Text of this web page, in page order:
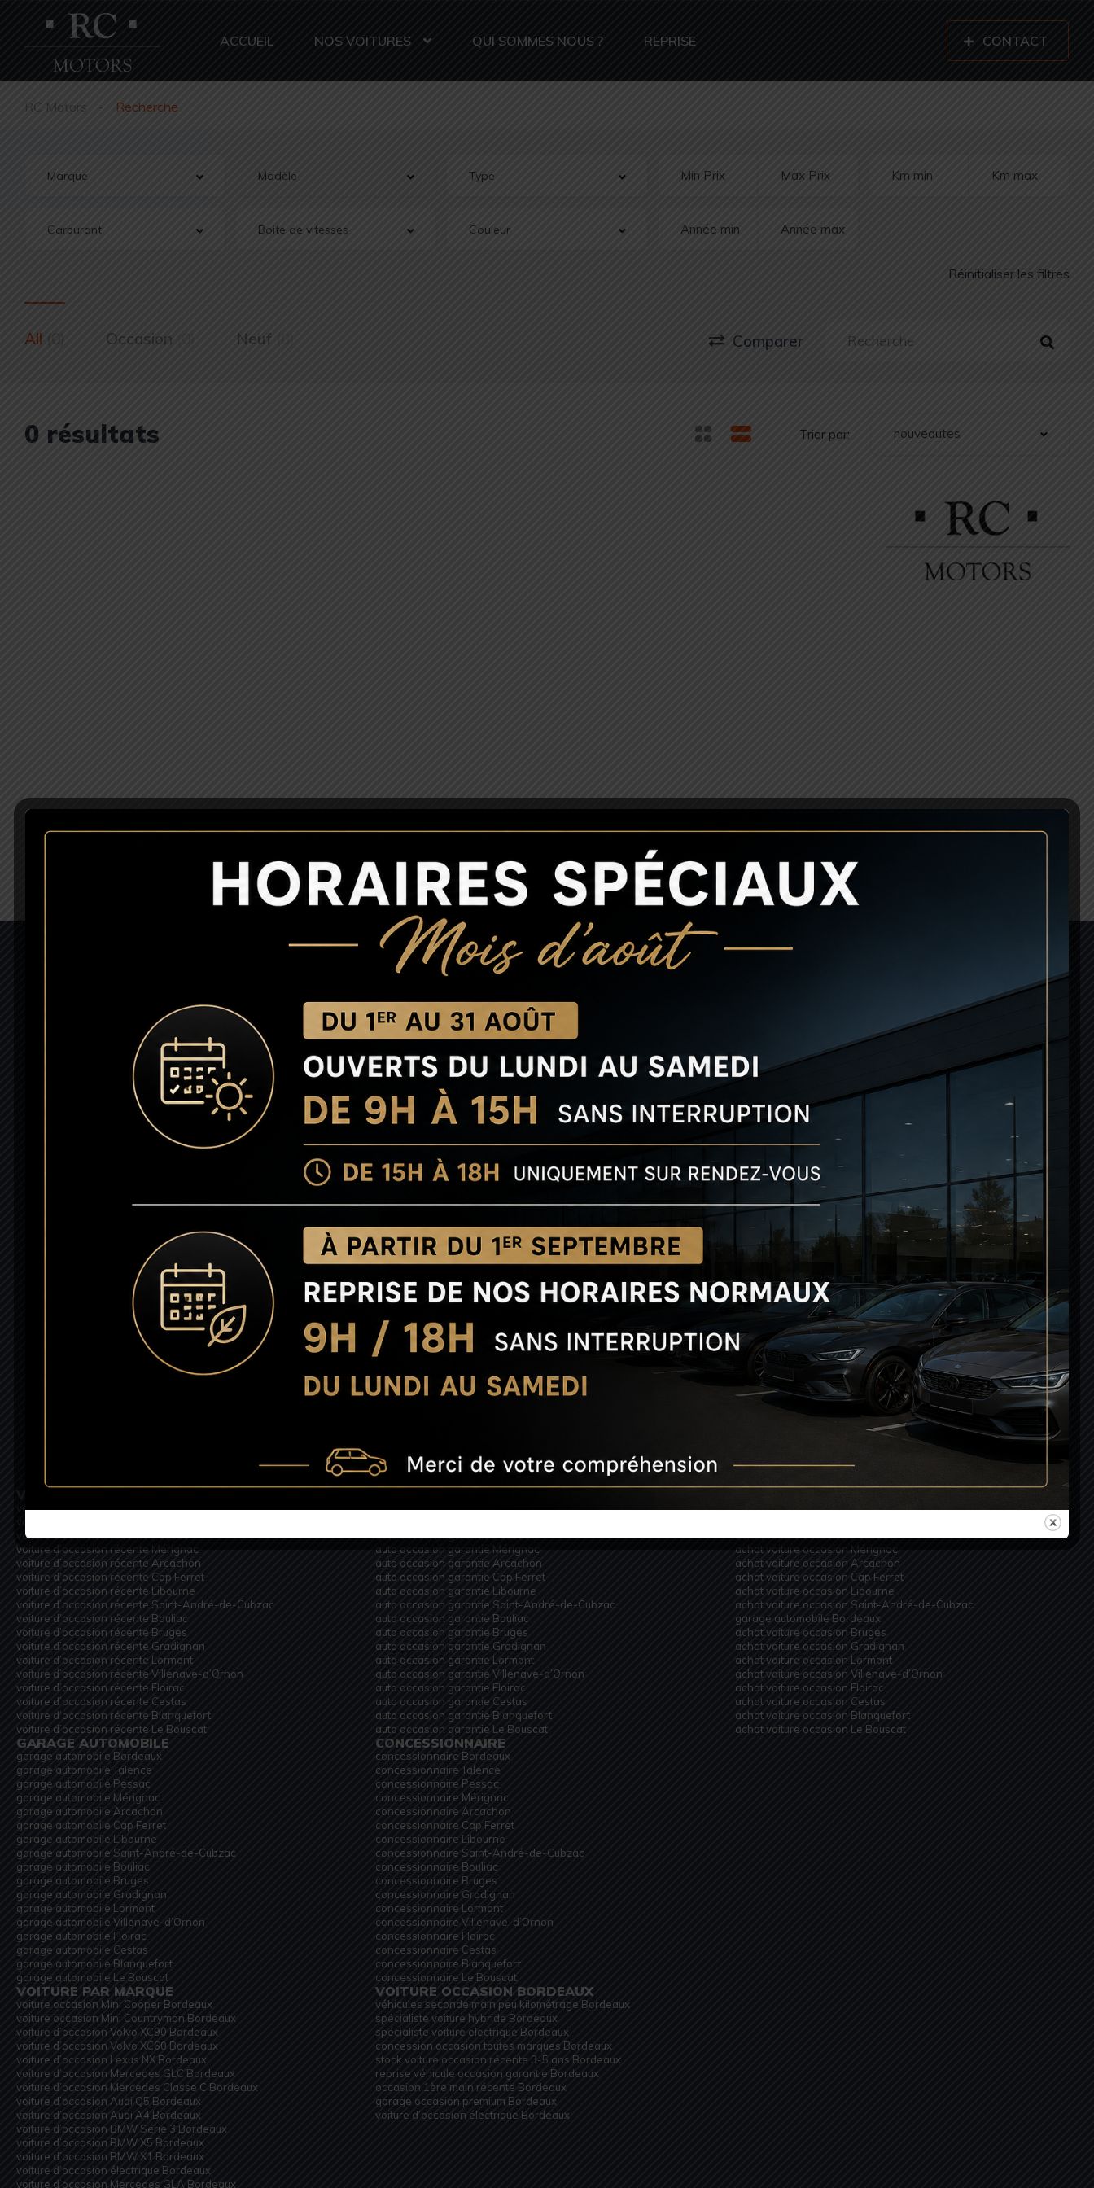
ACCUEIL NOS VOITURES QUI SOMMES NOUS ? REPRISE CONTACT
RC Motors Recherche
Réinitialiser les filtres
All (0) Occasion Neuf Comparer
0 résultats Trier par: nouveautes
INFORMATIONS
Mentions légales
Contact
Nos garanties
PLAN D'ACCÈS 0556 40 00 60
contact@rc-motors.com
VENEZ NOUS RENCONTRER
HORAIRES
Lun-Sam: 9h00 - 18h00
Quelques exemples de recherches sur google
voiture d’occasion récente Bordeaux
voiture d’occasion récente Pessac
voiture d’occasion récente Mérignac
voiture d’occasion récente Arcachon
voiture d’occasion récente Cap Ferret
voiture d’occasion récente Libourne
voiture d’occasion récente Saint-André-de-Cubzac
voiture d’occasion récente Bouliac
voiture d’occasion récente Bruges
voiture d’occasion récente Gradignan
voiture d’occasion récente Lormont
voiture d’occasion récente Villenave-d’Ornon
voiture d’occasion récente Floirac
voiture d’occasion récente Cestas
voiture d’occasion récente Blanquefort
voiture d’occasion récente Le Bouscat
GARAGE AUTOMOBILE
garage automobile Bordeaux
garage automobile Talence
garage automobile Pessac
garage automobile Mérignac
garage automobile Arcachon
garage automobile Cap Ferret
garage automobile Libourne
garage automobile Saint-André-de-Cubzac
garage automobile Bouliac
garage automobile Bruges
garage automobile Gradignan
garage automobile Lormont
garage automobile Villenave-d’Ornon
garage automobile Floirac
garage automobile Cestas
garage automobile Blanquefort
garage automobile Le Bouscat
VOITURE PAR MARQUE
voiture occasion Mini Cooper Bordeaux
voiture occasion Mini Countryman Bordeaux
voiture d’occasion Volvo XC90 Bordeaux
voiture d’occasion Volvo XC60 Bordeaux
voiture d’occasion Lexus NX Bordeaux
voiture d’occasion Mercedes GLC Bordeaux
voiture d’occasion Mercedes Classe C Bordeaux
voiture d’occasion Audi Q5 Bordeaux
voiture d’occasion Audi A4 Bordeaux
voiture d’occasion BMW Série 3 Bordeaux
voiture d’occasion BMW X5 Bordeaux
voiture d’occasion BMW X1 Bordeaux
voiture d’occasion électrique Bordeaux
voiture d’occasion Mercedes GLA Bordeaux
auto occasion garantie Bordeaux
auto occasion garantie Mérignac
auto occasion garantie Arcachon
auto occasion garantie Cap Ferret
auto occasion garantie Libourne
auto occasion garantie Saint-André-de-Cubzac
auto occasion garantie Bouliac
auto occasion garantie Bruges
auto occasion garantie Gradignan
auto occasion garantie Lormont
auto occasion garantie Villenave-d’Ornon
auto occasion garantie Floirac
auto occasion garantie Cestas
auto occasion garantie Blanquefort
auto occasion garantie Le Bouscat
CONCESSIONNAIRE
concessionnaire Bordeaux
concessionnaire Talence
concessionnaire Pessac
concessionnaire Mérignac
concessionnaire Arcachon
concessionnaire Cap Ferret
concessionnaire Libourne
concessionnaire Saint-André-de-Cubzac
concessionnaire Bouliac
concessionnaire Bruges
concessionnaire Gradignan
concessionnaire Lormont
concessionnaire Villenave-d’Ornon
concessionnaire Floirac
concessionnaire Cestas
concessionnaire Blanquefort
concessionnaire Le Bouscat
VOITURE OCCASION BORDEAUX
véhicules seconde main peu kilométrage Bordeaux
spécialiste voiture hybride Bordeaux
spécialiste voiture electrique Bordeaux
concession occasion toutes marques Bordeaux
stock voiture occasion récente 3-5 ans Bordeaux
reprise véhicule occasion garantie Bordeaux
occasion 1ère main récente Bordeaux
garage occasion premium Bordeaux
voiture d’occasion électrique Bordeaux
achat voiture occasion Bordeaux
achat voiture occasion Mérignac
achat voiture occasion Arcachon
achat voiture occasion Cap Ferret
achat voiture occasion Libourne
achat voiture occasion Saint-André-de-Cubzac
garage automobile Bordeaux
achat voiture occasion Bruges
achat voiture occasion Gradignan
achat voiture occasion Lormont
achat voiture occasion Villenave-d’Ornon
achat voiture occasion Floirac
achat voiture occasion Cestas
achat voiture occasion Blanquefort
achat voiture occasion Le Bouscat